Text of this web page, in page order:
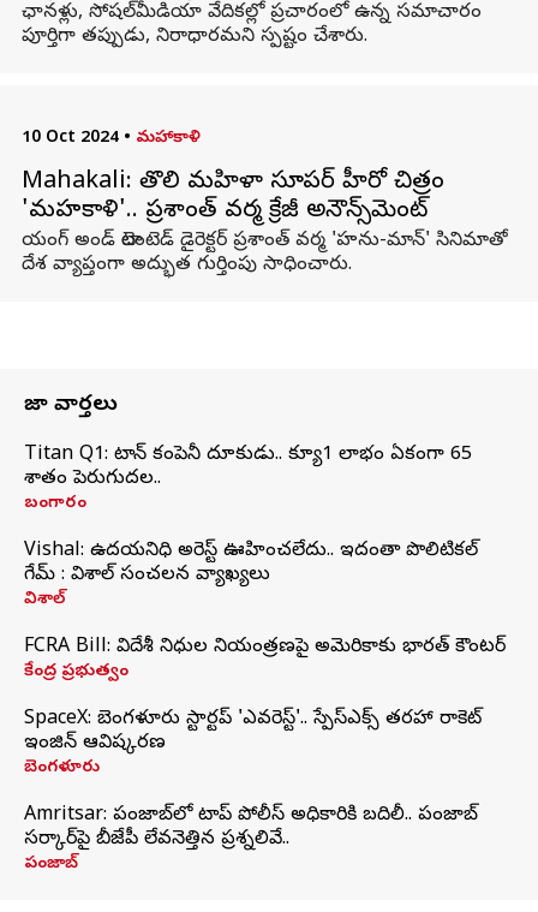
ఛానళ్లు, సోషల్‌మీడియా వేదికల్లో ప్రచారంలో ఉన్న సమాచారం
పూర్తిగా తప్పుడు, నిరాధారమని స్పష్టం చేశారు.
10 Oct 2024 • మహాకాళి
Mahakali: తొలి మహిళా సూపర్ హీరో చిత్రం
'మహకాళి'.. ప్రశాంత్ వర్మ క్రేజీ అనౌన్స్‌మెంట్
యంగ్ అండ్ టాలెంటెడ్ డైరెక్టర్ ప్రశాంత్ వర్మ 'హను-మాన్' సినిమాతో
దేశ వ్యాప్తంగా అద్భుత గుర్తింపు సాధించారు.
తాజా వార్తలు
Titan Q1: టైటాన్ కంపెనీ దూకుడు.. క్యూ1 లాభం ఏకంగా 65
శాతం పెరుగుదల..
బంగారం
Vishal: ఉదయనిధి అరెస్ట్‌ ఊహించలేదు.. ఇదంతా పొలిటికల్
గేమ్ : విశాల్ సంచలన వ్యాఖ్యలు
విశాల్
FCRA Bill: విదేశీ నిధుల నియంత్రణపై అమెరికాకు భారత్‌ కౌంటర్
కేంద్ర ప్రభుత్వం
SpaceX: బెంగళూరు స్టార్టప్‌ 'ఎవరెస్ట్'.. స్పేస్‌ఎక్స్ తరహా రాకెట్‌
ఇంజిన్‌ ఆవిష్కరణ
బెంగళూరు
Amritsar: పంజాబ్‌లో టాప్ పోలీస్ అధికారికి బదిలీ.. పంజాబ్
సర్కార్‌పై బీజేపీ లేవనెత్తిన ప్రశ్నలివే..
పంజాబ్